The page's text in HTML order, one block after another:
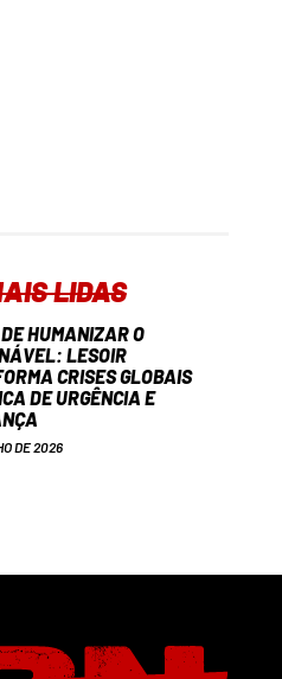
LIDAS
HUMANIZAR O
LESOIR
CRISES GLOBAIS
DE URGÊNCIA E
DE 2026